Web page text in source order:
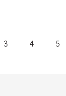
3 4 5